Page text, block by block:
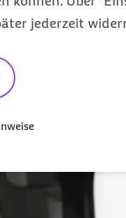
jederzeit
jedoch nicht
komplexe